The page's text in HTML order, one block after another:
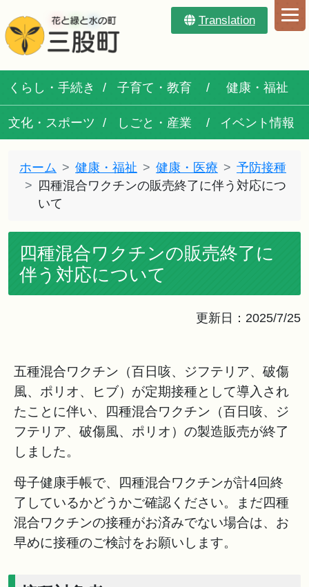
Translation
くらし・手続き 子育て・教育 健康・福祉
文化・スポーツ しごと・産業 イベント情報
ホーム 健康・福祉 健康・医療
予防接種
四種混合ワクチンの販売終了に伴う対応につ
いて
四種混合ワクチンの販売終了に
伴う対応について
更新日：2025/7/25
五種混合ワクチン（百日咳、ジフテリア、破傷
風、ポリオ、ヒブ）が定期接種として導入され
たことに伴い、四種混合ワクチン（百日咳、ジ
フテリア、破傷風、ポリオ）の製造販売が終了
しました。
母子健康手帳で、四種混合ワクチンが計4回終
了しているかどうかご確認ください。まだ四種
混合ワクチンの接種がお済みでない場合は、お
早めに接種のご検討をお願いします。